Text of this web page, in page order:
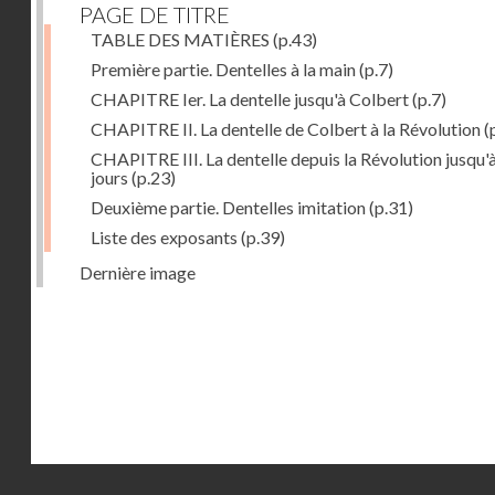
PAGE DE TITRE
TABLE DES MATIÈRES (p.43)
Première partie. Dentelles à la main(p.7)
CHAPITRE Ier. La dentelle jusqu'à Colbert(p.7)
CHAPITRE II. La dentelle de Colbert à la Révolution
CHAPITRE III. La dentelle depuis la Révolution
jours (p.23)
Deuxième partie. Dentelles imitation(p.31)
Liste des exposants (p.39)
Dernière image